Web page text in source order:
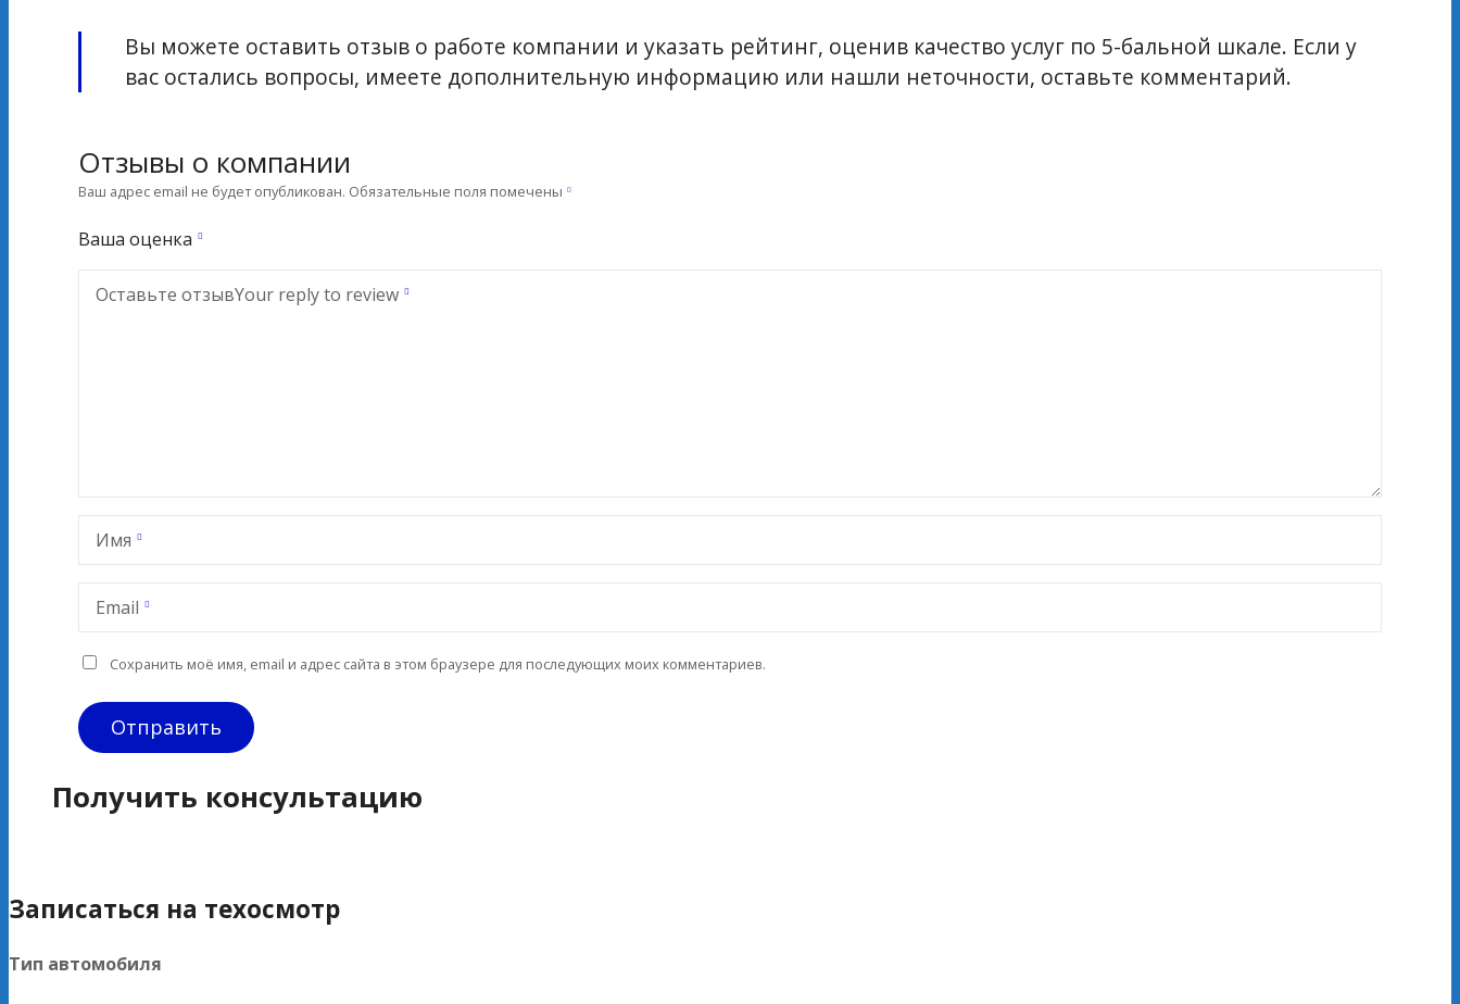
Вы можете оставить отзыв о работе компании и указать рейтинг, оценив качество услуг по 5-бальной шкале. Если у
вас остались вопросы, имеете дополнительную информацию или нашли неточности, оставьте комментарий.
Отзывы о компании
Ваш адрес email не будет опубликован. Обязательные поля помечены
Ваша оценка
Оставьте отзывYour reply to review
Имя
Email
Сохранить моё имя, email и адрес сайта в этом браузере для последующих моих комментариев.
Получить консультацию
Записаться на техосмотр
Тип автомобиля